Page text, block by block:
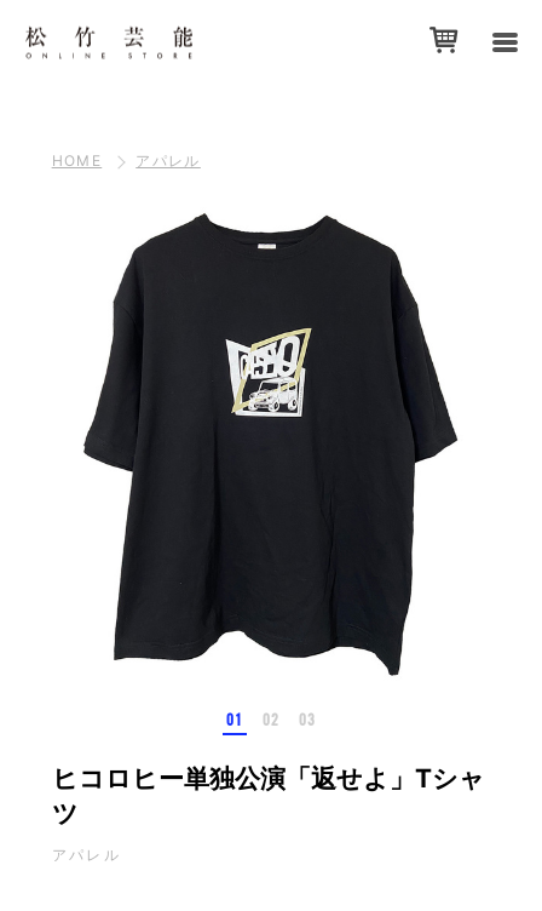
HOME アパレル
ヒコロヒー単独公演「返せよ」Tシャ
ツ
アパレル